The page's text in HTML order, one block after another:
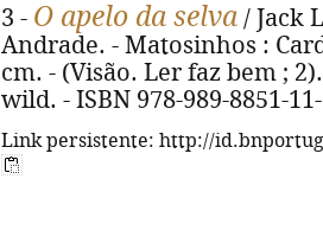
3 - O apelo da selva / Jack
Andrade. - Matosinhos :
cm. - (Visão. Ler faz bem ;
wild. - ISBN 978-989-8851-
Link persistente: http://